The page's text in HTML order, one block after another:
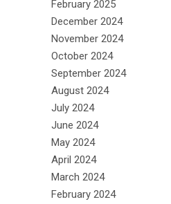
February 2025
December 2024
November 2024
October 2024
September 2024
August 2024
July 2024
June 2024
May 2024
April 2024
March 2024
February 2024